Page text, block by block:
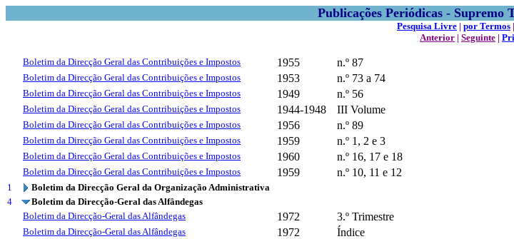
Publicações Periódicas -
Pesquisa Livre | por Termos |
Anterior | Seguinte |
Boletim da Direcção Geral das Contribuições e Impostos
1955 n.º 87
Boletim da Direcção Geral das Contribuições e Impostos 1953 n.º 73 a 74
Boletim da Direcção Geral das Contribuições e Impostos 1949 n.º 56
Boletim da Direcção Geral das Contribuições e Impostos 1944-1948 III Volume
Boletim da Direcção Geral das Contribuições e Impostos 1956 n.º 89
Boletim da Direcção Geral das Contribuições e Impostos 1959 n.º 1, 2 e 3
Boletim da Direcção Geral das Contribuições e Impostos 1960 n.º 16, 17 e 18
Boletim da Direcção Geral das Contribuições e Impostos 1959 n.º 10, 11 e 12
1
Boletim da Direcção Geral da Organização Administrativa
4
Boletim da Direcção-Geral das Alfândegas
Boletim da Direcção-Geral das Alfândegas
1972 3.º Trimestre
Boletim da Direcção-Geral das Alfândegas 1972 Índice